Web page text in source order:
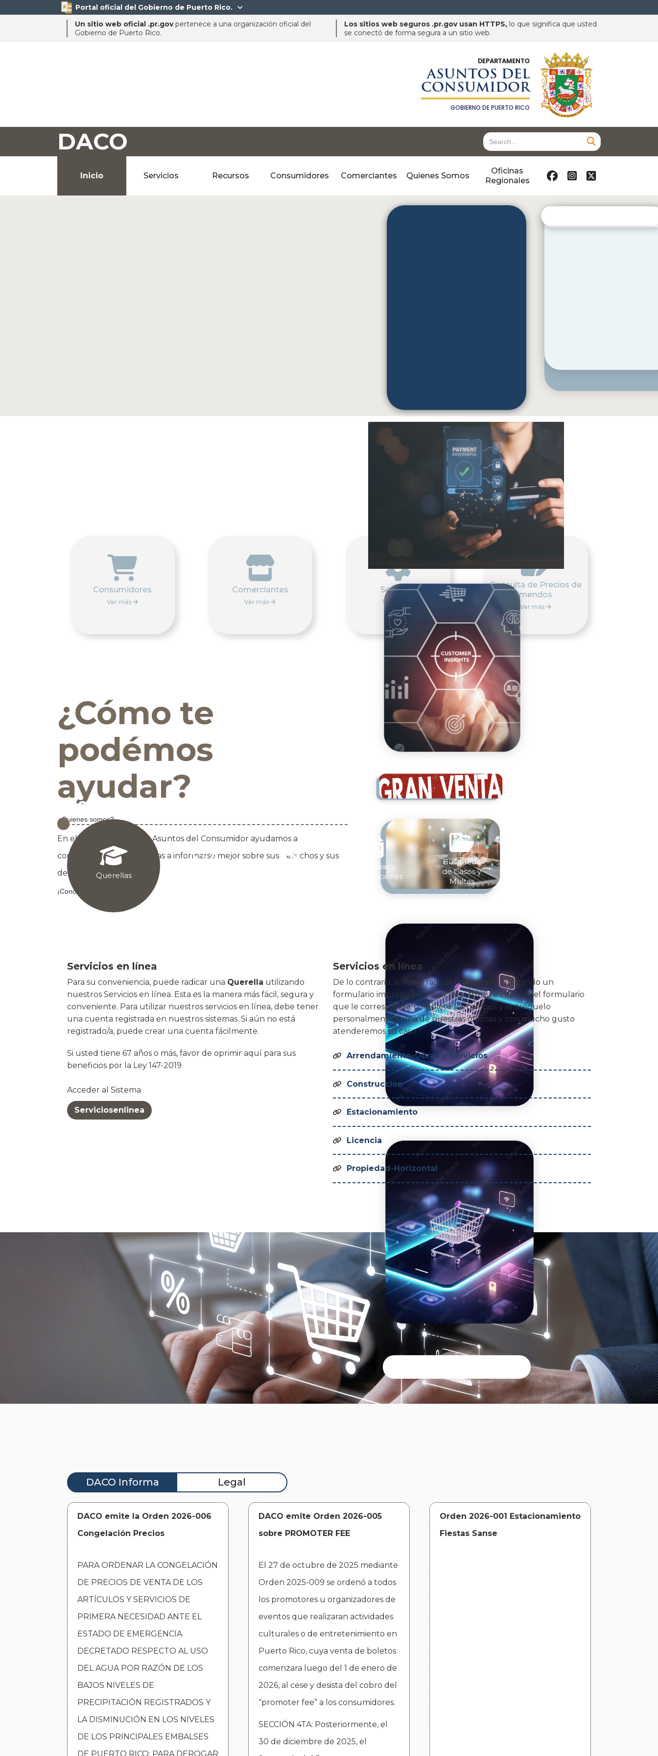
Portal oficial del Gobierno de Puerto Rico. 
Un sitio web oficial .pr.govpertenece a una organización oficial del
Gobierno de Puerto Rico.
Los sitios web seguros .pr.gov usan HTTPS, lo que significa que usted
se conectó de forma segura a un sitio web.
DEPARTAMENTO
ASUNTOS DEL
CONSUMIDOR
GOBIERNO DE PUERTO RICO
DACO
Inicio Servicios Recursos Consumidores Comerciantes Quienes Somos
Oficinas
Regionales
  
¿Cómo te
podémos
ayudar?
¿Quienes somos?
En el Departamento de Asuntos del Consumidor ayudamos a
consumidores y a empresas a informarse mejor sobre sus derechos y sus
deberes.
¡Conoce tus derechos!

Consumidores
Ver más 

Comerciantes
Ver más

Servicios
Ver más

Consulta de Precios de
Medicamendos
Ver más
Servicios en línea

Querellas
  
Licencias y
Certificaciones

Búsqueda
de Casos y
Multas
Servicios en línea
Para su conveniencia, puede radicar una Querella utilizando
nuestros Servicios en línea. Esta es la manera más fácil, segura y
conveniente. Para utilizar nuestros servicios en línea, debe tener
una cuenta registrada en nuestros sistemas. Si aún no está
registrado/a, puede crear una cuenta fácilmente.
Si usted tiene 67 años o más, favor de oprimir aquí para sus
beneficios por la Ley 147-2019
Acceder al Sistema
Serviciosenlinea
Servicios en línea
De lo contrario, si desea radicar la Querella utilizando un
formulario impreso, por favor descargue e imprima el formulario
que le corresponda, complete los campos y entréguelo
personalmente a una de nuestras oficinas y con mucho gusto
atenderemos su caso.
 Arrendamiento-Obras y Servicios
 Construccion
 Estacionamiento
 Licencia
 Propiedad-Horizontal
DACO Informa Legal
DACO emite la Orden 2026-006
Congelación Precios
PARA ORDENAR LA CONGELACIÓN
DE PRECIOS DE VENTA DE LOS
ARTÍCULOS Y SERVICIOS DE
PRIMERA NECESIDAD ANTE EL
ESTADO DE EMERGENCIA
DECRETADO RESPECTO AL USO
DEL AGUA POR RAZÓN DE LOS
BAJOS NIVELES DE
PRECIPITACIÓN REGISTRADOS Y
LA DISMINUCIÓN EN LOS NIVELES
DE LOS PRINCIPALES EMBALSES
DE PUERTO RICO; PARA DEROGAR
DACO emite Orden 2026-005
sobre PROMOTER FEE
El 27 de octubre de 2025 mediante
Orden 2025-009 se ordenó a todos
los promotores u organizadores de
eventos que realizaran actividades
culturales o de entretenimiento en
Puerto Rico, cuya venta de boletos
comenzara luego del 1 de enero de
2026, al cese y desista del cobro del
“promoter fee” a los consumidores.
SECCIÓN 4TA: Posteriormente, el
30 de diciembre de 2025, el
Orden 2026-001 Estacionamiento
Fiestas Sanse